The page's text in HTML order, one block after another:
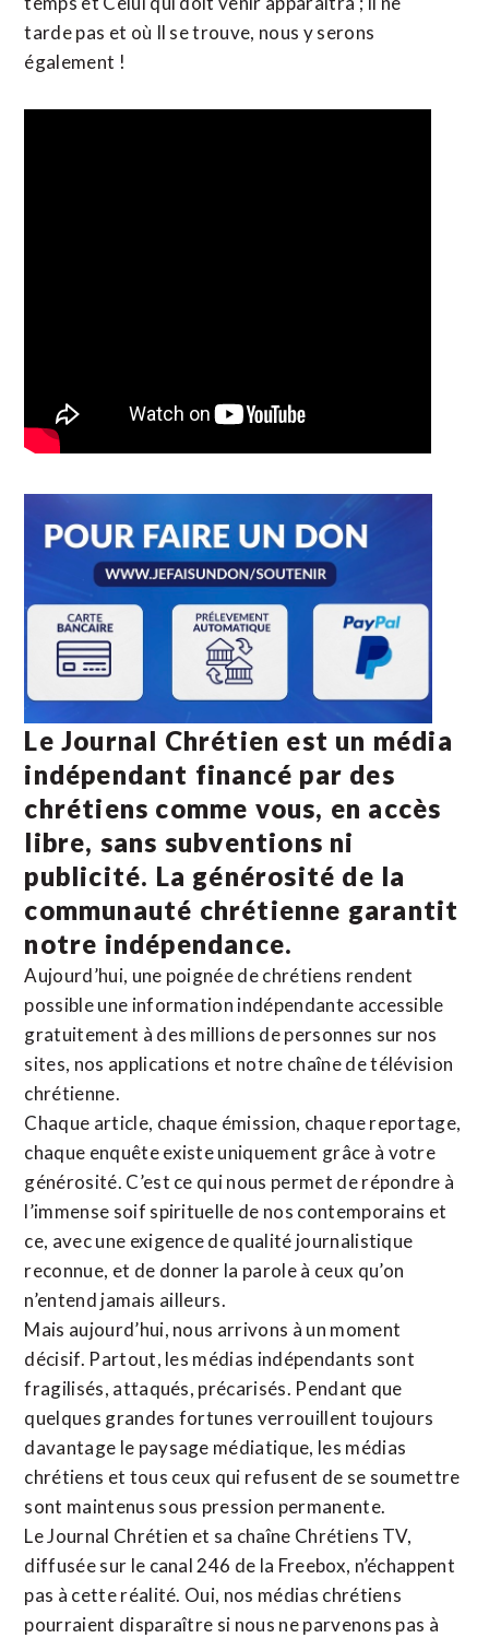
tarde pas et où Il se trouve, nous y serons
également !
Le Journal Chrétien est un média
indépendant financé par des
chrétiens comme vous, en accès
libre, sans subventions ni
publicité. La générosité de la
communauté chrétienne garantit
notre indépendance.
Aujourd’hui, une poignée de chrétiens rendent
possible une information indépendante accessible
gratuitement à des millions de personnes sur nos
sites, nos applications et notre chaîne de télévision
chrétienne.
Chaque article, chaque émission, chaque reportage,
chaque enquête existe uniquement grâce à votre
générosité. C’est ce qui nous permet de répondre à
l’immense soif spirituelle de nos contemporains et
ce, avec une exigence de qualité journalistique
reconnue, et de donner la parole à ceux qu’on
n’entend jamais ailleurs.
Mais aujourd’hui, nous arrivons à un moment
décisif. Partout, les médias indépendants sont
fragilisés, attaqués, précarisés. Pendant que
quelques grandes fortunes verrouillent toujours
davantage le paysage médiatique, les médias
chrétiens et tous ceux qui refusent de se soumettre
sont maintenus sous pression permanente.
Le Journal Chrétien et sa chaîne Chrétiens TV,
diffusée sur le canal 246 de la Freebox, n’échappent
pas à cette réalité. Oui, nos médias chrétiens
pourraient disparaître si nous ne parvenons pas à